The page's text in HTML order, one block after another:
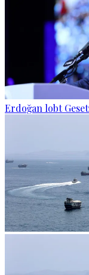
Erdoğan lobt